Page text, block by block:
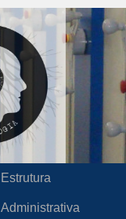
Estrutura
Administrativa